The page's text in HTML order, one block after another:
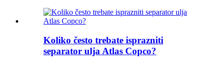
Koliko često trebate isprazniti
separator ulja Atlas Copco?